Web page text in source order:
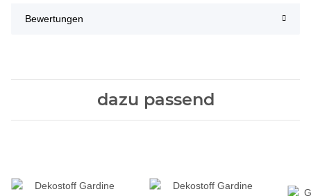
Bewertungen
dazu passend